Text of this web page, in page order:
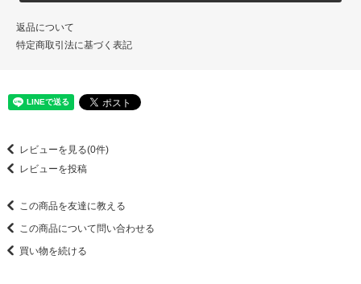
返品について
特定商取引法に基づく表記
レビューを見る(0件)
レビューを投稿
この商品を友達に教える
この商品について問い合わせる
買い物を続ける